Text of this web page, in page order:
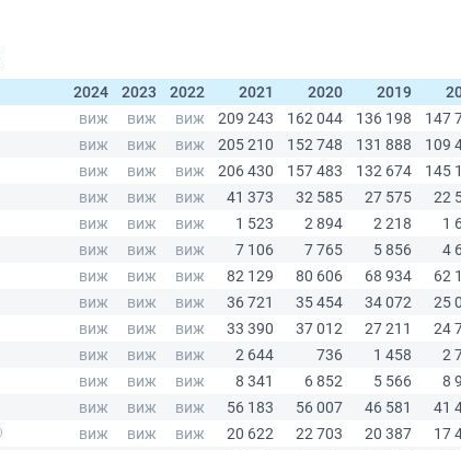
2024
2023 2022 2021 2020 2019